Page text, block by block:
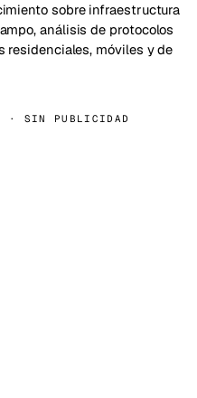
sobre infraestructura
análisis de protocolos
residenciales, móviles y de
· SIN PUBLICIDAD